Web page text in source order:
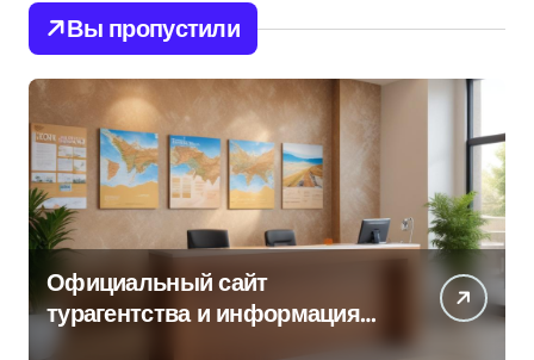
Вы пропустили
Официальный сайт
турагентства и информация